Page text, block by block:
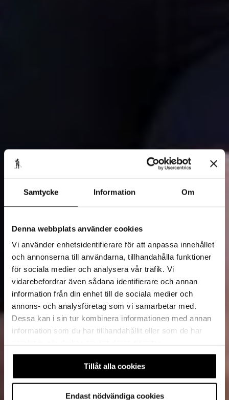
Samtycke Information Om
Denna webbplats använder cookies
Vi använder enhetsidentifierare för att anpassa innehållet
och annonserna till användarna, tillhandahålla funktioner
för sociala medier och analysera vår trafik. Vi
vidarebefordrar även sådana identifierare och annan
information från din enhet till de sociala medier och
annons- och analysföretag som vi samarbetar med.
Dessa kan i sin tur kombinera informationen med annan
information som du har tillhandahållit eller som de har
Tillåt alla cookies
Endast nödvändiga cookies